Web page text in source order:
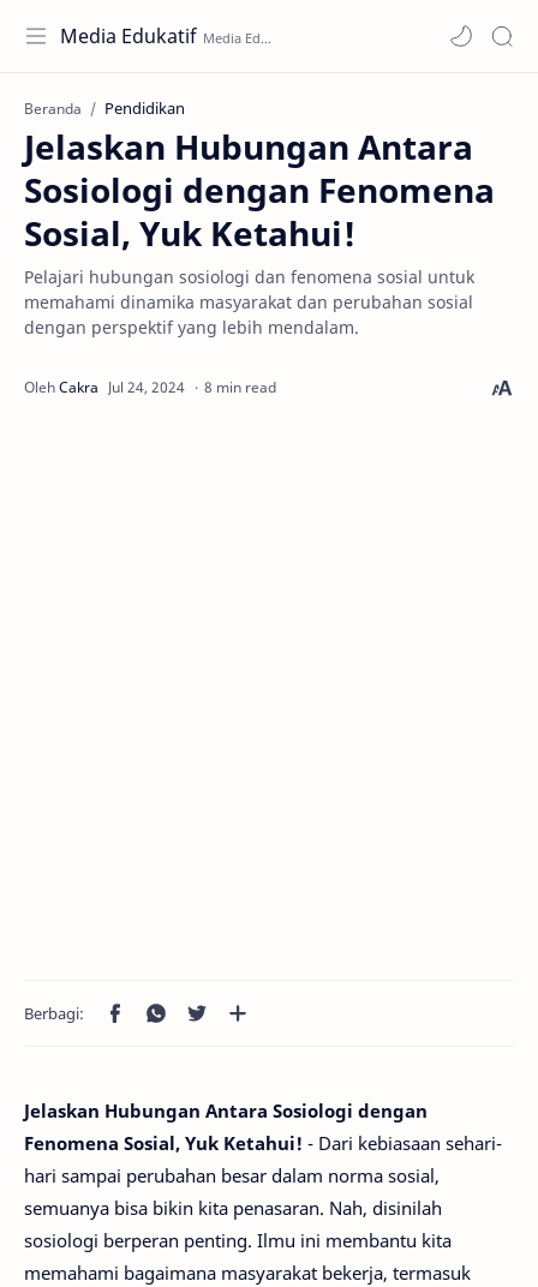
Media Edukatif
Beranda Pendidikan
Jelaskan Hubungan Antara
Sosiologi dengan Fenomena
Sosial, Yuk Ketahui!
Pelajari hubungan sosiologi dan fenomena sosial untuk
memahami dinamika masyarakat dan perubahan sosial
dengan perspektif yang lebih mendalam.
8 min read
Jelaskan Hubungan Antara Sosiologi dengan
Fenomena Sosial, Yuk Ketahui! - Dari kebiasaan sehari-
hari sampai perubahan besar dalam norma sosial,
semuanya bisa bikin kita penasaran. Nah, disinilah
sosiologi berperan penting. Ilmu ini membantu kita
memahami bagaimana masyarakat bekerja, termasuk